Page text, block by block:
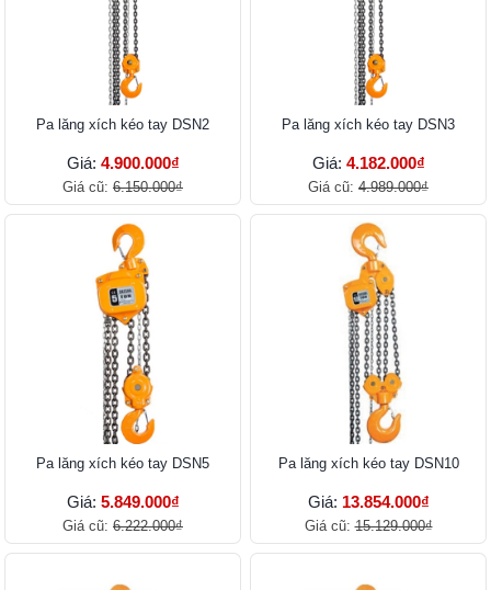
Pa lăng xích kéo tay DSN2
Giá: 4.900.000₫
Giá cũ: 6.150.000₫
Pa lăng xích kéo tay DSN3
Giá: 4.182.000₫
Giá cũ: 4.989.000₫
Pa lăng xích kéo tay DSN5
Giá: 5.849.000₫
Giá cũ: 6.222.000₫
Pa lăng xích kéo tay DSN10
Giá: 13.854.000₫
Giá cũ:15.129.000₫